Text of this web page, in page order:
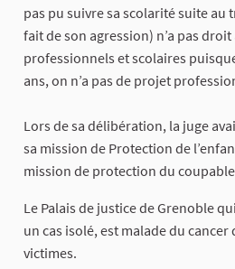
pas pu suivre sa scolarité suite au
fait de son agression) n’a pas
professionnels et scolaires
ans, on n’a pas de projet
Lors de sa délibération, la juge
sa mission de Protection de
mission de protection du
Le Palais de justice de Grenoble
un cas isolé, est malade du
victimes.